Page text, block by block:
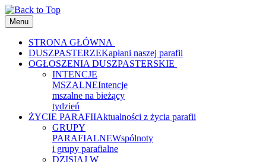
Menu
STRONA GŁÓWNA
DUSZPASTERZEKapłani naszej parafii
OGŁOSZENIA DUSZPASTERSKIE
INTENCJE
MSZALNEIntencje
mszalne na bieżący
tydzień
ŻYCIE PARAFIIAktualności z życia parafii
GRUPY
PARAFIALNEWspólnoty
i grupy parafialne
DZISIAJ W